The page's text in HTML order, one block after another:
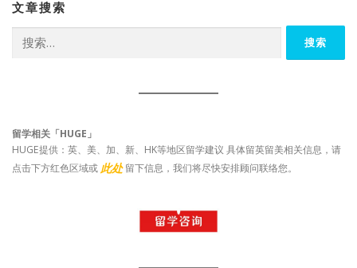
文章搜索
索：
留学相关「HUGE」
HUGE提供：英、美、加、新、HK等地区留学建议 具体留英留美相关信息，请
点击下方红色区域或 此处 留下信息，我们将尽快安排顾问联络您。